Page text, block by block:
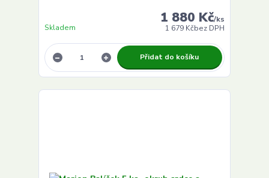
1 880 Kč/ks
1 679 Kčbez DPH
Skladem
Přidat do košíku